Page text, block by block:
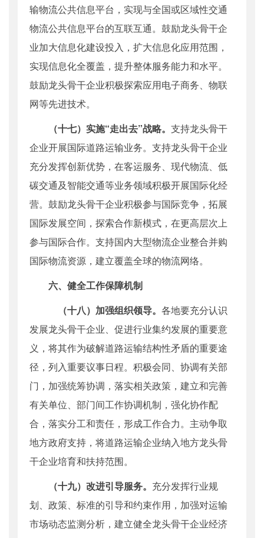
输物流公共信息平台，实现与全国或区域性交通
物流公共信息平台的互联互通。鼓励龙头骨干企
业加大信息化建设投入，扩大信息化应用范围，
实现信息化全覆盖，提升整体服务能力和水平。
鼓励龙头骨干企业积极探索应用电子商务、物联
网等先进技术。
（十七）实施“走出去”战略。 支持龙头骨干
企业开展国际道路运输业务。支持龙头骨干企业
充分发挥创新优势，在客运服务、现代物流、低
碳交通及智能交通等业务领域积极开展国际化经
营。鼓励龙头骨干企业积极参与国际竞争，拓展
国际发展空间，探索合作新模式，在更高层次上
参与国际合作。支持国内大型物流企业整合并购
国际物流资源，建立覆盖全球的物流网络。
六、健全工作保障机制
（十八）加强组织领导。 各地要充分认识
发展龙头骨干企业、促进行业集约发展的重要意
义，将其作为破解道路运输结构性矛盾的重要途
径，列入重要议事日程。积极会同、协调有关部
门，加强统筹协调，落实相关政策，建立和完善
有关单位、部门间工作协调机制，强化协作配
合，落实分工和责任，形成工作合力。主动争取
地方政府支持，将道路运输企业纳入地方龙头骨
干企业培育和扶持范围。
（十九）改进引导服务。 充分发挥行业规
划、政策、标准的引导和约束作用，加强对运输
市场动态监测分析，建立健全龙头骨干企业经济